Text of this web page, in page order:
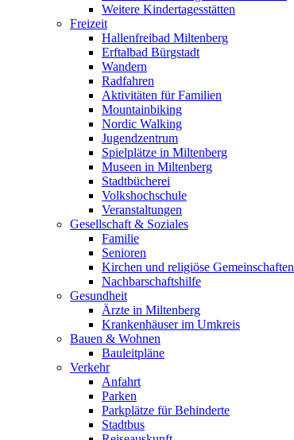
Weitere Kindertagesstätten
Freizeit
Hallenfreibad Miltenberg
Erftalbad Bürgstadt
Wandern
Radfahren
Aktivitäten für Familien
Mountainbiking
Nordic Walking
Jugendzentrum
Spielplätze in Miltenberg
Museen in Miltenberg
Stadtbücherei
Volkshochschule
Veranstaltungen
Gesellschaft & Soziales
Familie
Senioren
Kirchen und religiöse Gemeinschaften
Nachbarschaftshilfe
Gesundheit
Ärzte in Miltenberg
Krankenhäuser im Umkreis
Bauen & Wohnen
Bauleitpläne
Verkehr
Anfahrt
Parken
Parkplätze für Behinderte
Stadtbus